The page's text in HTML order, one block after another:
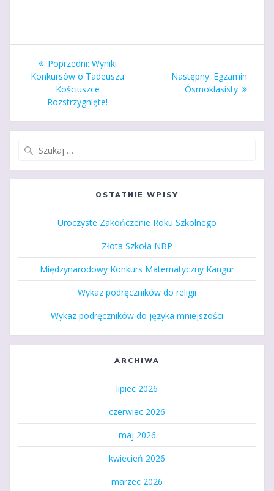
Nawigacja
wpisu
Poprzedni: Poprzedni
wpis:
Wyniki
Konkursów o Tadeuszu
Kościuszce
Rozstrzygnięte!
Następny: Następny
wpis:
Egzamin
Ósmoklasisty
OSTATNIE WPISY
Uroczyste Zakończenie Roku Szkolnego
Złota Szkoła NBP
Międzynarodowy Konkurs Matematyczny Kangur
Wykaz podręczników do religii
Wykaz podręczników do języka mniejszości
ARCHIWA
lipiec 2026
czerwiec 2026
maj 2026
kwiecień 2026
marzec 2026